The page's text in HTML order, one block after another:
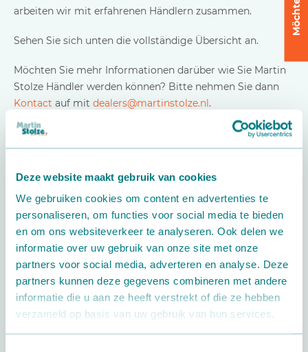
Deze website maakt gebruik van cookies
We gebruiken cookies om content en advertenties te
personaliseren, om functies voor social media te bieden
en om ons websiteverkeer te analyseren. Ook delen we
informatie over uw gebruik van onze site met onze
partners voor social media, adverteren en analyse. Deze
partners kunnen deze gegevens combineren met andere
informatie die u aan ze heeft verstrekt of die ze hebben
verzameld op basis van uw gebruik van hun services.
arbeiten wir mit erfahrenen Händlern zusammen.
Sehen Sie sich unten die vollständige Übersicht an.
Möchten Sie mehr Informationen darüber wie Sie Martin
Stolze Händler werden können? Bitte nehmen Sie dann
Kontact auf mit dealers@martinstolze.nl .
Liefersysteme
Kartontransport
Verpacken - Einpacken - Sortieren
Zubehör